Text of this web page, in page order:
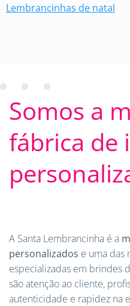
Lembrancinhas de natal
Somos a
fábrica de
A Santa Lembrancinha é a
personalizados e uma das
especializadas em brindes
são atenção ao cliente,
autenticidade e rapidez na